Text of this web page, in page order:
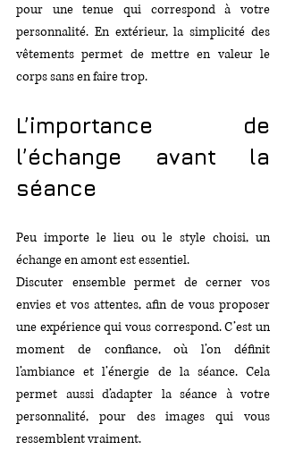
pour une tenue qui correspond à votre
personnalité. En extérieur, la simplicité des
vêtements permet de mettre en valeur le
corps sans en faire trop.
L’importance de
l’échange avant la
séance
Peu importe le lieu ou le style choisi, un
échange en amont est essentiel.
Discuter ensemble permet de cerner vos
envies et vos attentes, afin de vous proposer
une expérience qui vous correspond. C’est un
moment de confiance, où l’on définit
l’ambiance et l’énergie de la séance. Cela
permet aussi d’adapter la séance à votre
personnalité, pour des images qui vous
ressemblent vraiment.